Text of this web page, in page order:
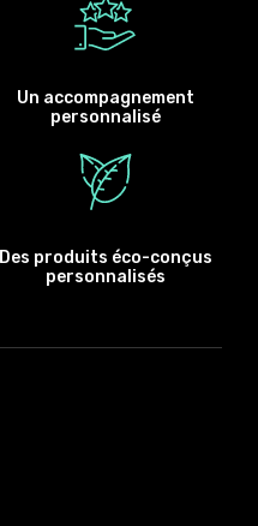
Un accompagnement
personnalisé
Des produits éco-conçus
personnalisés